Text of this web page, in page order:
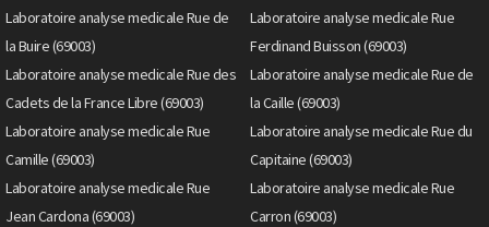
Laboratoire analyse medicale Rue de
la Buire (69003)
Laboratoire analyse medicale Rue
Ferdinand Buisson (69003)
Laboratoire analyse medicale Rue des
Cadets de la France Libre (69003)
Laboratoire analyse medicale Rue de
la Caille (69003)
Laboratoire analyse medicale Rue
Camille (69003)
Laboratoire analyse medicale Rue du
Capitaine (69003)
Laboratoire analyse medicale Rue
Jean Cardona (69003)
Laboratoire analyse medicale Rue
Carron (69003)